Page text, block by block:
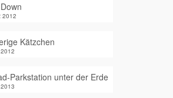
2012
Kätzchen
Parkstation unter der Erde